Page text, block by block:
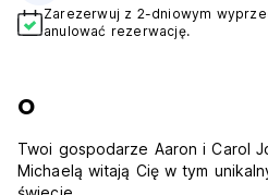
Zarezerwuj z 2-dniowym
anulować rezerwację.
O
Twoi gospodarze Aaron i Carol
Michaelą witają Cię w tym